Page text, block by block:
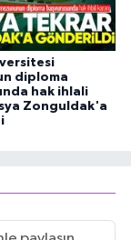
diploma
hak ihlali
Zonguldak'a